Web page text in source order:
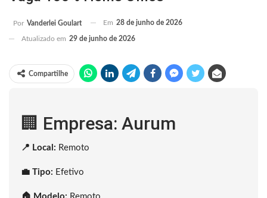
Por Vanderlei Goulart Em 28 de junho de 2026
Atualizado em 29 de junho de 2026
Compartilhe
🏢 Empresa: Aurum
📍 Local: Remoto
💼 Tipo: Efetivo